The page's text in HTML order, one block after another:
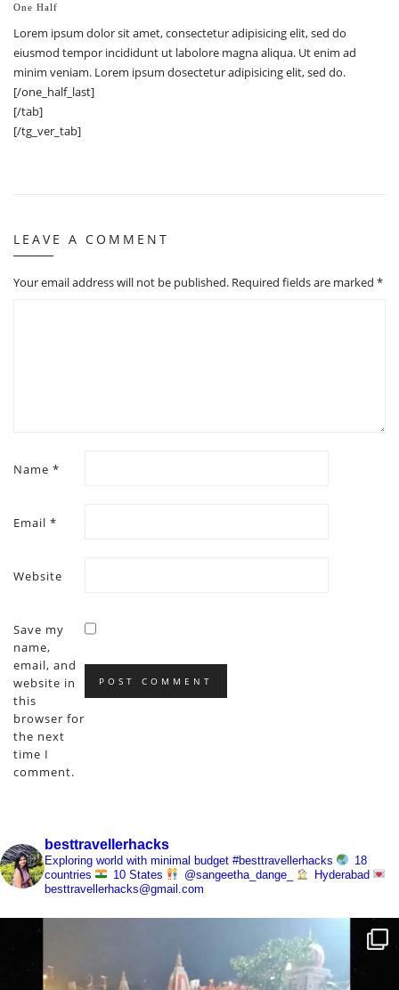
One Half
Lorem ipsum dolor sit amet, consectetur adipisicing elit, sed do
eiusmod tempor incididunt ut labolore magna aliqua. Ut enim ad
minim veniam. Lorem ipsum dosectetur adipisicing elit, sed do.
[/one_half_last]
[/tab]
[/tg_ver_tab]
LEAVE A COMMENT
Your email address will not be published. Required fields are marked *
Name *
Email *
Website
Save my
name,
email, and
website in
this
browser for
the next
time I
comment.
besttravellerhacks
Exploring world with minimal budget #besttravellerhacks
18
countries
10 States @sangeetha_dange_
Hyderabad
besttravellerhacks@gmail.com